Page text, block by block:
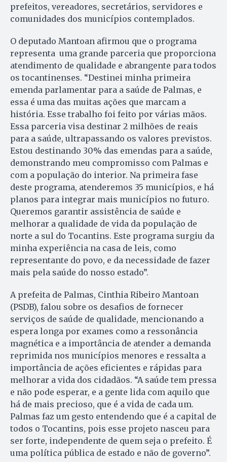
prefeitos, vereadores, secretários, servidores e
comunidades dos municípios contemplados.
O deputado Mantoan afirmou que o programa
representa uma grande parceria que proporciona
atendimento de qualidade e abrangente para todos
os tocantinenses. “Destinei minha primeira
emenda parlamentar para a saúde de Palmas, e
essa é uma das muitas ações que marcam a
história. Esse trabalho foi feito por várias mãos.
Essa parceria visa destinar 2 milhões de reais
para a saúde, ultrapassando os valores previstos.
Estou destinando 30% das emendas para a saúde,
demonstrando meu compromisso com Palmas e
com a população do interior. Na primeira fase
deste programa, atenderemos 35 municípios, e há
planos para integrar mais municípios no futuro.
Queremos garantir assistência de saúde e
melhorar a qualidade de vida da população de
norte a sul do Tocantins. Este programa surgiu da
minha experiência na casa de leis, como
representante do povo, e da necessidade de fazer
mais pela saúde do nosso estado”.
A prefeita de Palmas, Cinthia Ribeiro Mantoan
(PSDB), falou sobre os desafios de fornecer
serviços de saúde de qualidade, mencionando a
espera longa por exames como a ressonância
magnética e a importância de atender a demanda
reprimida nos municípios menores e ressalta a
importância de ações eficientes e rápidas para
melhorar a vida dos cidadãos. “A saúde tem pressa
e não pode esperar, e a gente lida com aquilo que
há de mais precioso, que é a vida de cada um.
Palmas faz um gesto entendendo que é a capital de
todos o Tocantins, pois esse projeto nasceu para
ser forte, independente de quem seja o prefeito. É
uma política pública de estado e não de governo”.